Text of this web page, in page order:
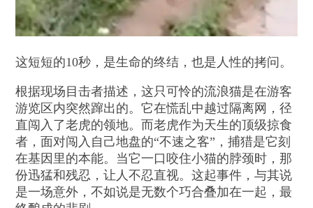
这短短的10秒，是生命的终结，也是人性的拷问。
根据现场目击者描述，这只可怜的流浪猫是在游客
游览区内突然蹿出的。它在慌乱中越过隔离网，径
直闯入了老虎的领地。而老虎作为天生的顶级掠食
者，面对闯入自己地盘的“不速之客”，捕猎是它刻
在基因里的本能。当它一口咬住小猫的脖颈时，那
份迅猛和残忍，让人不忍直视。这起事件，与其说
是一场意外，不如说是无数个巧合叠加在一起，最